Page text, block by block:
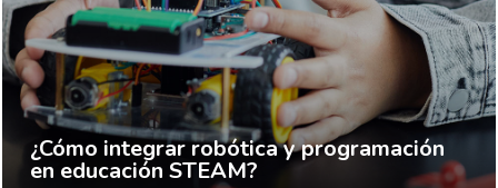
¿Cómo integrar robótica y programación
en educación STEAM?